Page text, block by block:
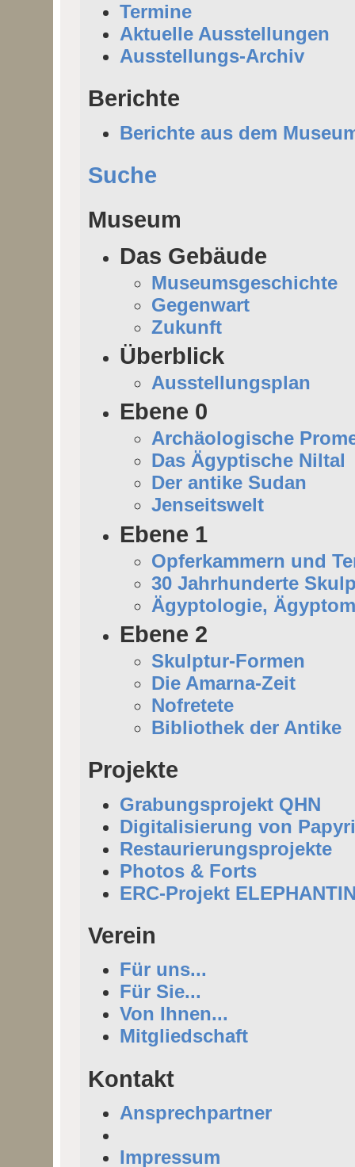
Termine
Aktuelle Ausstellungen
Ausstellungs-Archiv
Berichte
Berichte aus dem
Suche
Museum
Das Gebäude
Museumsgeschichte
Gegenwart
Zukunft
Überblick
Ausstellungsplan
Ebene 0
Archäologische
Das Ägyptische Niltal
Der antike Sudan
Jenseitswelt
Ebene 1
Opferkammern und
30 Jahrhunderte
Ägyptologie,
Ebene 2
Skulptur-Formen
Die Amarna-Zeit
Nofretete
Bibliothek der Antike
Projekte
Grabungsprojekt QHN
Digitalisierung von
Restaurierungsprojekte
Photos & Forts
ERC-Projekt
Verein
Für uns...
Für Sie...
Von Ihnen...
Mitgliedschaft
Kontakt
Ansprechpartner
Impressum